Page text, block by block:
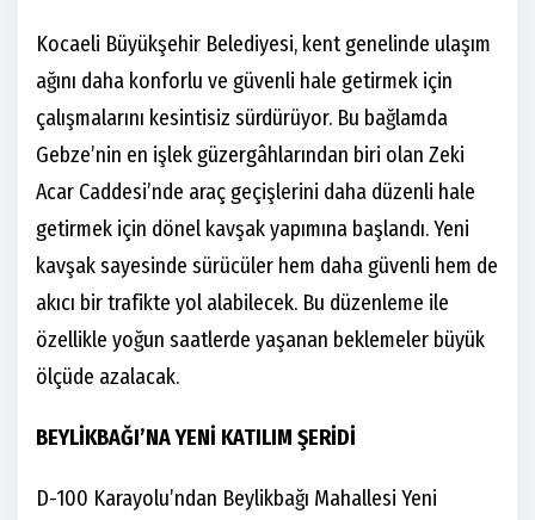
Kocaeli Büyükşehir Belediyesi, kent genelinde ulaşım
ağını daha konforlu ve güvenli hale getirmek için
çalışmalarını kesintisiz sürdürüyor. Bu bağlamda
Gebze’nin en işlek güzergâhlarından biri olan Zeki
Acar Caddesi’nde araç geçişlerini daha düzenli hale
getirmek için dönel kavşak yapımına başlandı. Yeni
kavşak sayesinde sürücüler hem daha güvenli hem de
akıcı bir trafikte yol alabilecek. Bu düzenleme ile
özellikle yoğun saatlerde yaşanan beklemeler büyük
ölçüde azalacak.
BEYLİKBAĞI’NA YENİ KATILIM ŞERİDİ
D-100 Karayolu’ndan Beylikbağı Mahallesi Yeni